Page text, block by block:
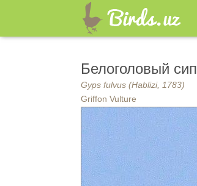
Белоголовый сип
Gyps fulvus (Hablizi, 1783)
Griffon Vulture